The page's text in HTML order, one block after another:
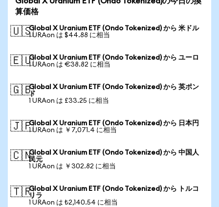
算価格
🇺🇸Global X Uranium ETF (Ondo Tokenized) から 米ドル
1 URAon は $44.88 に相当
🇪🇺Global X Uranium ETF (Ondo Tokenized) から ユーロ
1 URAon は €38.82 に相当
🇬🇧Global X Uranium ETF (Ondo Tokenized) から 英ポン
ド
1 URAon は £33.25 に相当
🇯🇵Global X Uranium ETF (Ondo Tokenized) から 日本円
1 URAon は ￥7,071.4 に相当
🇨🇳Global X Uranium ETF (Ondo Tokenized) から 中国人
民元
1 URAon は ￥302.82 に相当
🇹🇷Global X Uranium ETF (Ondo Tokenized) から トルコ
リラ
1 URAon は ₺2,140.54 に相当